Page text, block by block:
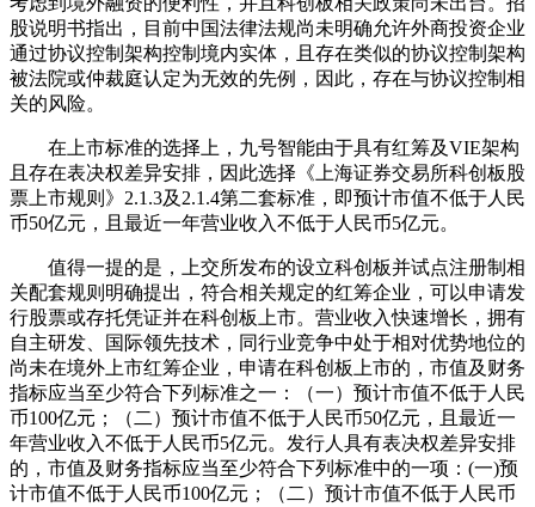
股说明书指出，目前中国法律法规尚未明确允许外商投资企业
通过协议控制架构控制境内实体，且存在类似的协议控制架构
被法院或仲裁庭认定为无效的先例，因此，存在与协议控制相
关的风险。
在上市标准的选择上，九号智能由于具有红筹及VIE架构
且存在表决权差异安排，因此选择《上海证券交易所科创板股
票上市规则》2.1.3及2.1.4第二套标准，即预计市值不低于人民
币50亿元，且最近一年营业收入不低于人民币5亿元。
值得一提的是，上交所发布的设立科创板并试点注册制相
关配套规则明确提出，符合相关规定的红筹企业，可以申请发
行股票或存托凭证并在科创板上市。营业收入快速增长，拥有
自主研发、国际领先技术，同行业竞争中处于相对优势地位的
尚未在境外上市红筹企业，申请在科创板上市的，市值及财务
指标应当至少符合下列标准之一：（一）预计市值不低于人民
币100亿元；（二）预计市值不低于人民币50亿元，且最近一
年营业收入不低于人民币5亿元。发行人具有表决权差异安排
的，市值及财务指标应当至少符合下列标准中的一项：(一)预
计市值不低于人民币100亿元；（二）预计市值不低于人民币